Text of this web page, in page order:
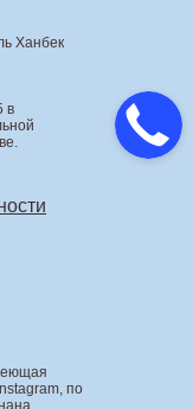
по
Ханбек
в